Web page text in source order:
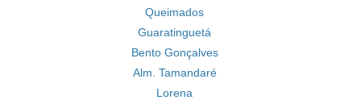
Queimados
Guaratinguetá
Bento Gonçalves
Alm. Tamandaré
Lorena